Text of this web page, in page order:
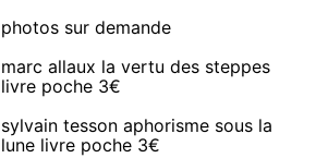
photos sur demande
marc allaux la vertu des steppes
livre poche 3€
sylvain tesson aphorisme sous la
lune livre poche 3€